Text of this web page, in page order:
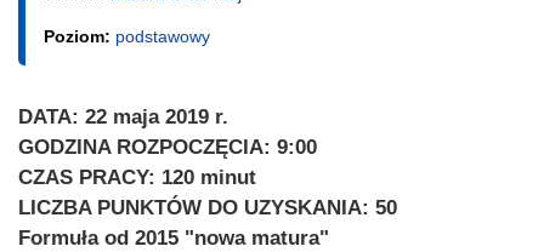
Poziom: podstawowy
DATA: 22 maja 2019 r.
GODZINA ROZPOCZĘCIA: 9:00
CZAS PRACY: 120 minut
LICZBA PUNKTÓW DO UZYSKANIA: 50
Formuła od 2015 "nowa matura"